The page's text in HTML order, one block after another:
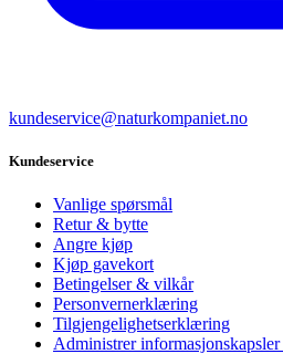
kundeservice@naturkompaniet.no
Kundeservice
Vanlige spørsmål
Retur & bytte
Angre kjøp
Kjøp gavekort
Betingelser & vilkår
Personvernerklæring
Tilgjengelighetserklæring
Administrer